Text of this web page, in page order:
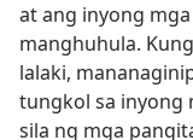
at ang inyong
manghuhula.
lalaki,
tungkol sa inyong
sila ng mga